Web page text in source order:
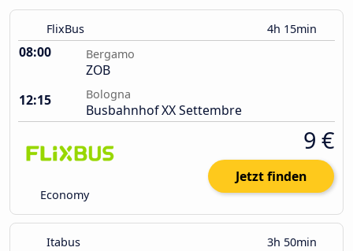
FlixBus 4h 15min
08:00 Bergamo
ZOB
12:15
Bologna
Busbahnhof XX Settembre
Economy
9 €
Jetzt finden
Itabus 3h 50min